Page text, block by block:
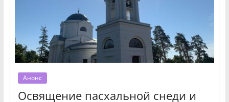
Анонс
Освящение пасхальной снеди и